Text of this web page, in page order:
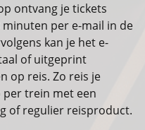
ontvang je tickets
minuten per e-mail in de
kan je het e-
of uitgeprint
op reis. Zo reis je
per trein met een
of regulier reisproduct.